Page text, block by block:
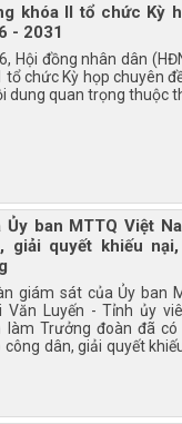
khóa II tổ chức Kỳ
- 2031
Hội đồng nhân dân
tổ chức Kỳ họp chuyên
dung quan trọng thuộc
ban MTTQ Việt
giải quyết khiếu
giám sát của Ủy ban
Luyến - Tỉnh ủy
làm Trưởng đoàn đã
công dân, giải quyết